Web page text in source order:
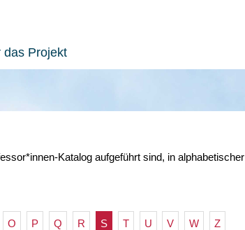
das Projekt
Katalog aufgeführt sind, in alphabetischer
O P Q R S T U V W Z